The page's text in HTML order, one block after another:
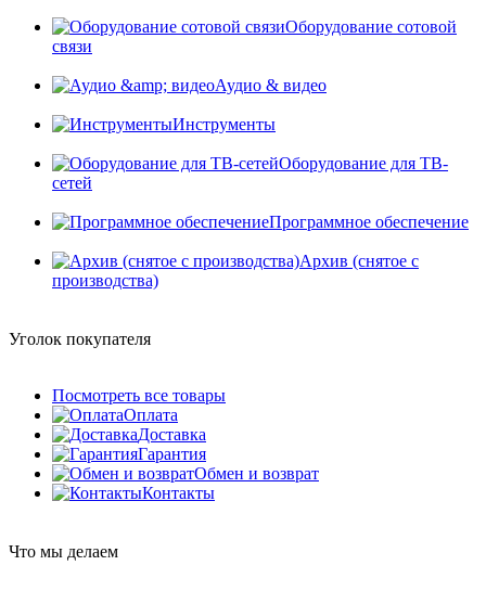
Оборудование сотовой
связи
Аудио & видео
Инструменты
Оборудование для ТВ-
сетей
Программное обеспечение
Архив (снятое с
производства)
Уголок покупателя
Посмотреть все товары
Оплата
Доставка
Гарантия
Обмен и возврат
Контакты
Что мы делаем